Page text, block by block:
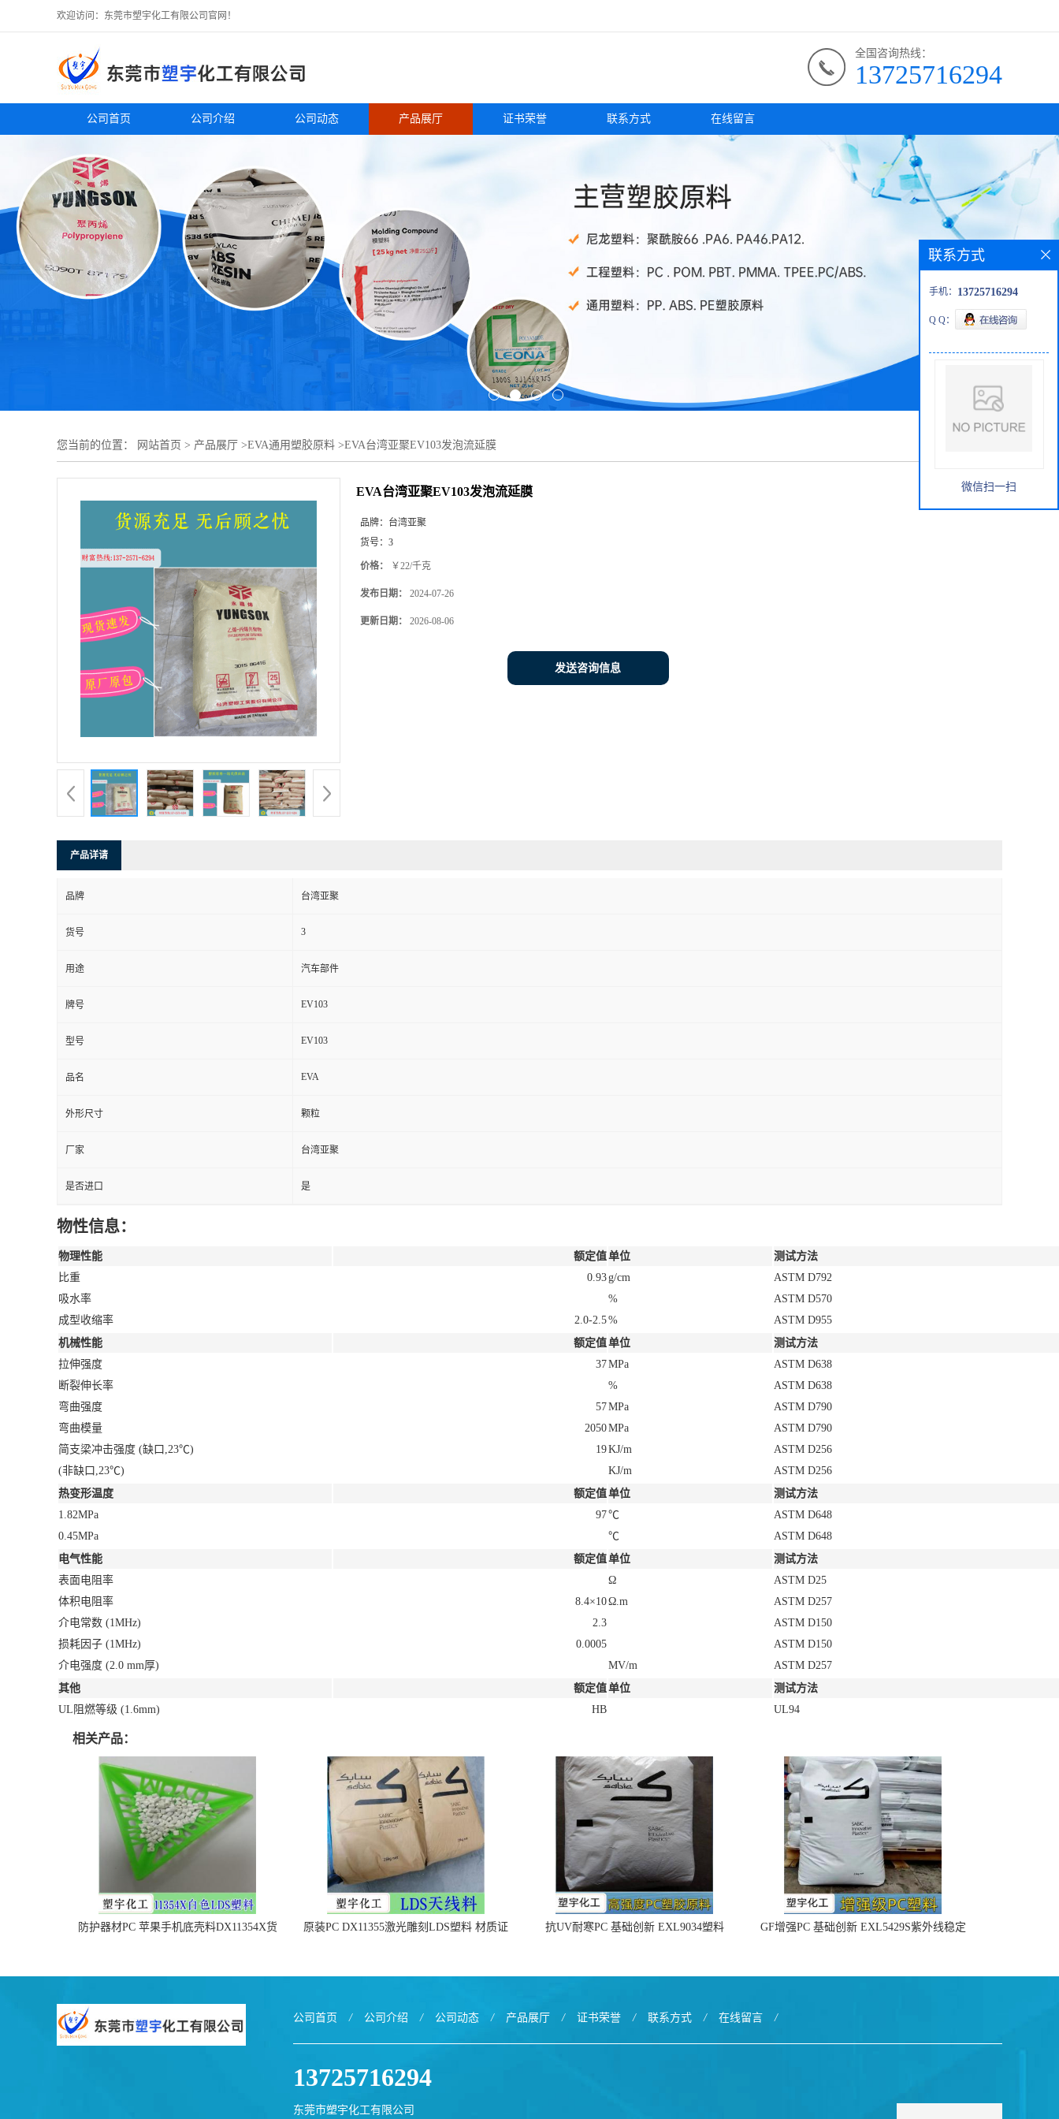
欢迎访问：东莞市塑宇化工有限公司官网！
全国咨询热线：
13725716294
公司首页 公司介绍 公司动态 产品展厅 证书荣誉 联系方式 在线留言
您当前的位置： 网站首页 > 产品展厅 >EVA通用塑胶原料 >EVA台湾亚聚EV103发泡流延膜
EVA台湾亚聚EV103发泡流延膜
品牌： 台湾亚聚
货号： 3
价格： ￥22/千克
发布日期： 2024-07-26
更新日期： 2026-08-06
发送咨询信息
产品详请
品牌 台湾亚聚
货号 3
用途 汽车部件
牌号 EV103
型号 EV103
品名 EVA
外形尺寸 颗粒
厂家 台湾亚聚
是否进口 是
物性信息：
物理性能 额定值单位
测试方法
比重
0.93g/cm
ASTM D792
吸水率
%
ASTM D570
成型收缩率
2.0-2.5%
ASTM D955
机械性能
额定值单位
测试方法
拉伸强度
37MPa
ASTM D638
断裂伸长率
%
ASTM D638
弯曲强度
57MPa
ASTM D790
弯曲模量
2050MPa
ASTM D790
简支梁冲击强度 (缺口,23℃)
19KJ/m
ASTM D256
(非缺口,23℃)
KJ/m
ASTM D256
热变形温度
额定值单位
测试方法
1.82MPa
97℃
ASTM D648
0.45MPa
℃
ASTM D648
电气性能
额定值单位
测试方法
表面电阻率
Ω
ASTM D25
体积电阻率
8.4×10Ω.m
ASTM D257
介电常数 (1MHz)
2.3
ASTM D150
损耗因子 (1MHz)
0.0005
ASTM D150
介电强度 (2.0 mm厚)
MV/m
ASTM D257
其他
额定值单位
测试方法
UL阻燃等级 (1.6mm)
HB UL94
相关产品：
防护器材PC 苹果手机底壳料DX11354X货
原装PC DX11355激光雕刻LDS塑料 材质证
抗UV耐寒PC 基础创新 EXL9034塑料
GF增强PC 基础创新 EXL5429S紫外线稳定
联系方式
手机： 13725716294
Q Q：
微信扫一扫
公司首页 / 公司介绍 / 公司动态 / 产品展厅 / 证书荣誉 / 联系方式 / 在线留言 /
13725716294
东莞市塑宇化工有限公司